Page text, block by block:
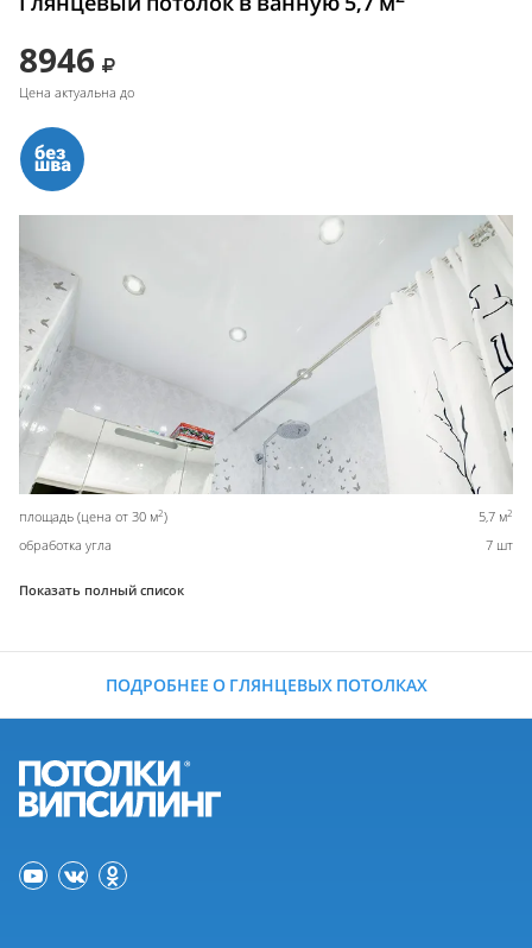
8946
Цена актуальна до
площадь (цена от 30 м2) 5,7 м2
обработка угла 7 шт
Показать полный список
ПОДРОБНЕЕ О ГЛЯНЦЕВЫХ ПОТОЛКАХ